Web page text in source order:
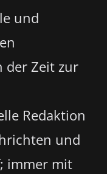
und
der Zeit zur
Redaktion
und
immer mit